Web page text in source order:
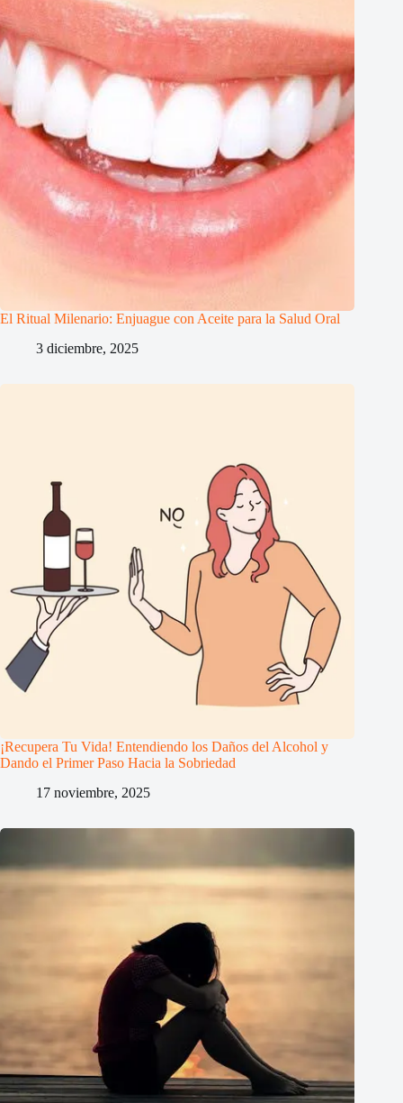
El Ritual Milenario: Enjuague con Aceite para la Salud Oral
3 diciembre, 2025
¡Recupera Tu Vida! Entendiendo los Daños del Alcohol y
Dando el Primer Paso Hacia la Sobriedad
17 noviembre, 2025